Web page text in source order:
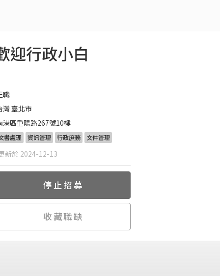
迎行政小白
職
灣 臺北市
港區重陽路267號10樓
書處理 資訊管理 行政庶務 文件管理
新於 2024-12-13
停止招募
收藏職缺